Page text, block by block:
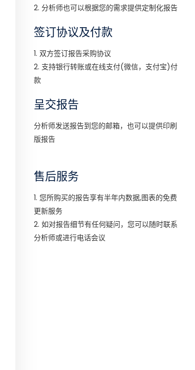
2. 分析师也可以根据您的需求提供定制化报告
签订协议及付款
1. 双方签订报告采购协议
2. 支持银行转账或在线支付(微信，支付宝)付
款
呈交报告
分析师发送报告到您的邮箱，也可以提供印刷
版报告
售后服务
1. 您所购买的报告享有半年内数据,图表的免费
更新服务
2. 如对报告细节有任何疑问，您可以随时联系
分析师或进行电话会议